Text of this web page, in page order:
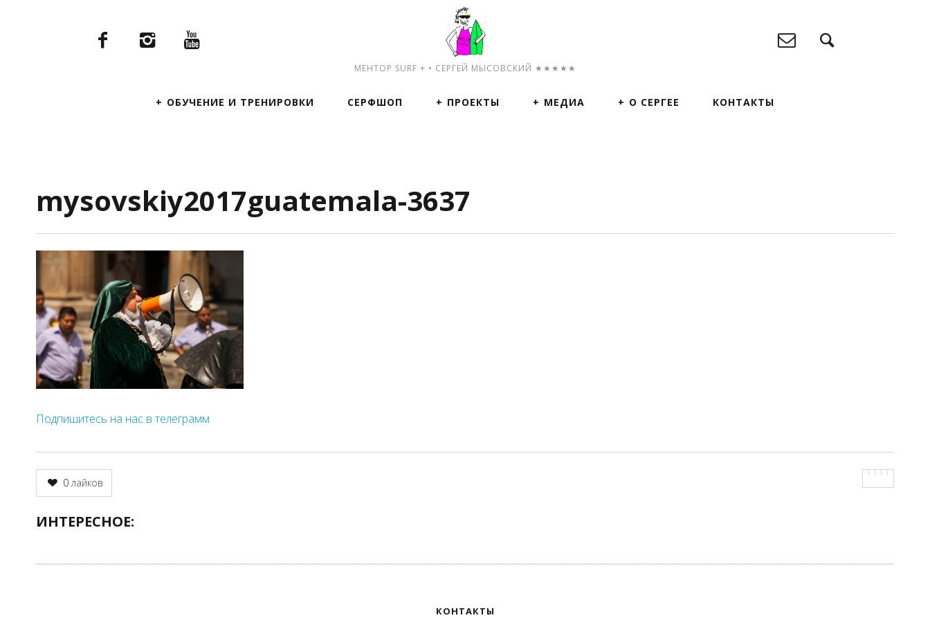
МЕНТОР SURF + • СЕРГЕЙ МЫСОВСКИЙ ★★★★★
ОБУЧЕНИЕ И ТРЕНИРОВКИ СЕРФШОП ПРОЕКТЫ МЕДИА О СЕРГЕЕ КОНТАКТЫ
mysovskiy2017guatemala-3637
Подпишитесь на нас в телеграмм
0лайков
ИНТЕРЕСНОЕ:
КОНТАКТЫ